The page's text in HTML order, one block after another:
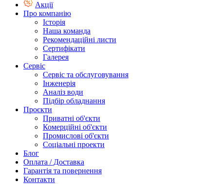
Акції
Про компанію
Історія
Наша команда
Рекомендаційні листи
Сертифікати
Галерея
Сервіс
Сервіс та обслуговування
Інженерія
Аналіз води
Підбір обладнання
Проєкти
Приватні об'єкти
Комерційні об'єкти
Промислові об'єкти
Соціальні проекти
Блог
Оплата / Доставка
Гарантія та повернення
Контакти